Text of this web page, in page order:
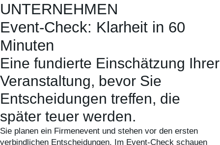
UNTERNEHMEN
Event-Check: Klarheit in 60
Minuten
Eine fundierte Einschätzung Ihrer
Veranstaltung, bevor Sie
Entscheidungen treffen, die
später teuer werden.
Sie planen ein Firmenevent und stehen vor den ersten
verbindlichen Entscheidungen. Im Event-Check schauen